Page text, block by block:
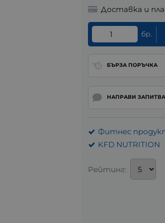
Доставка и
бр.
БЪРЗА ПОРЪЧКА
НАПРАВИ
Фитнес
KFD NUTRITION
Рейтинг: